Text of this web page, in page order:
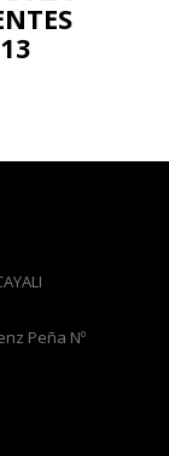
Peña Nº